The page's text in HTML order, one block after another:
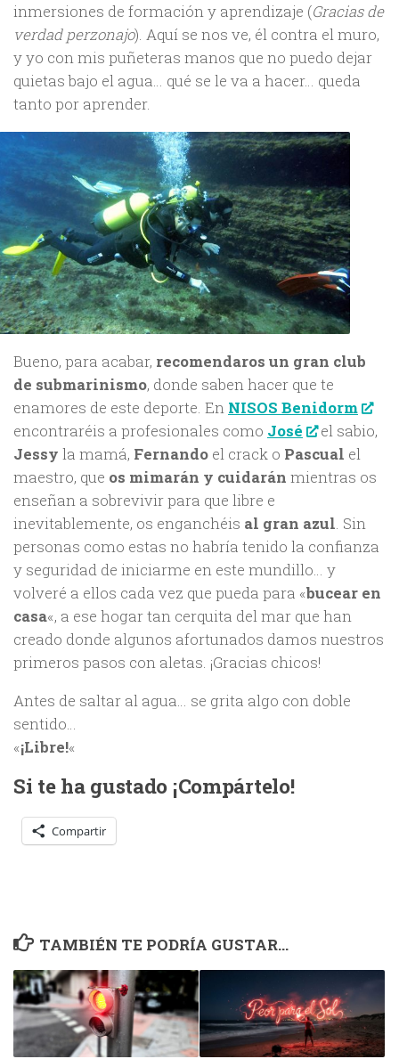
inmersiones de formación y aprendizaje (Gracias de
verdad perzonajo). Aquí se nos ve, él contra el muro,
y yo con mis puñeteras manos que no puedo dejar
quietas bajo el agua… qué se le va a hacer… queda
tanto por aprender.
Bueno, para acabar, recomendaros un gran club
de submarinismo, donde saben hacer que te
enamores de este deporte. En NISOS Benidorm
encontraréis a profesionales como José
el sabio,
Jessy la mamá, Fernando el crack o Pascual el
maestro, que os mimarán y cuidarán mientras os
enseñan a sobrevivir para que libre e
inevitablemente, os enganchéis al gran azul. Sin
personas como estas no habría tenido la confianza
y seguridad de iniciarme en este mundillo… y
volveré a ellos cada vez que pueda para «bucear en
casa«, a ese hogar tan cerquita del mar que han
creado donde algunos afortunados damos nuestros
primeros pasos con aletas. ¡Gracias chicos!
Antes de saltar al agua… se grita algo con doble
sentido…
«¡Libre!«
Si te ha gustado ¡Compártelo!
Compartir
TAMBIÉN TE PODRÍA GUSTAR...